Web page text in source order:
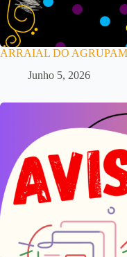
ARRAIAL DO
Junho 5, 2026